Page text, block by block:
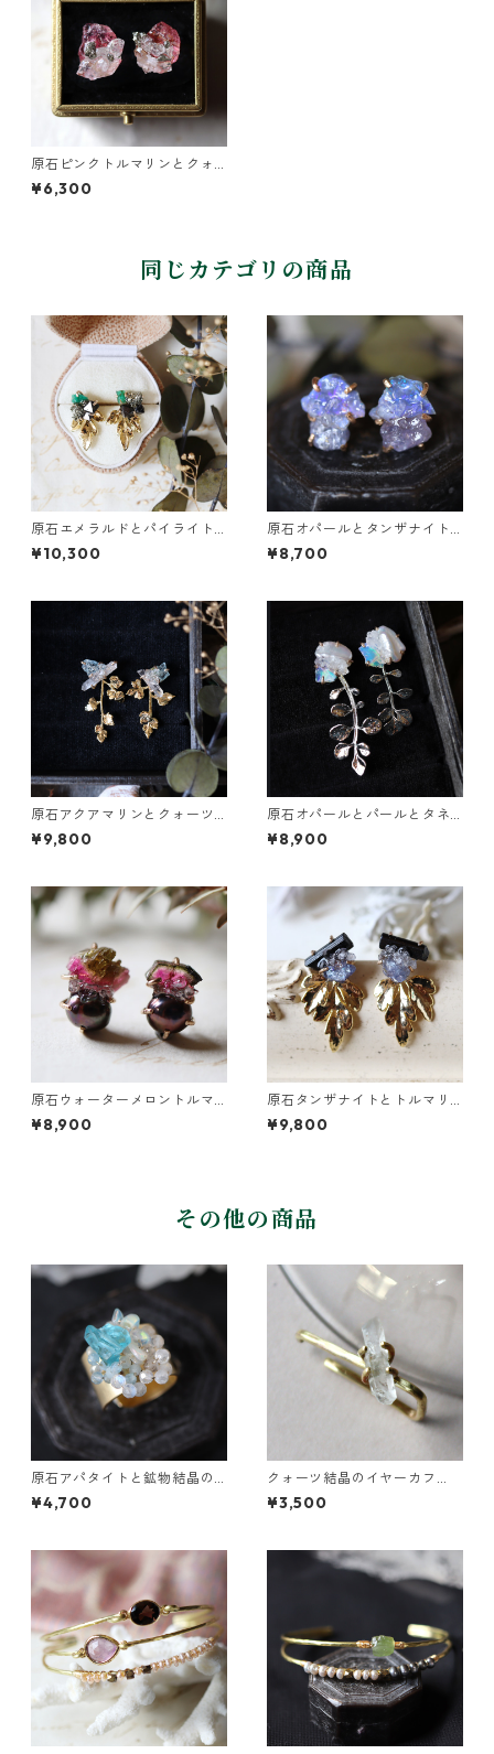
原石ピンクトルマリンとクォ
ーツのプチピアス
¥6,300
同じカテゴリの商品
原石エメラルドとパイライト
とクレマチスの葉ピアス
¥10,300
原石オパールとタンザナイト
のピアス
¥8,700
原石アクアマリンとクォーツ
とカニクサの葉ピアス
¥9,800
原石オパールとパールとタネ
ツケバナの葉ピアス
¥8,900
原石ウォーターメロントルマ
リンとパールのピアス
¥8,900
原石タンザナイトとトルマリ
ンとクレマチスの葉ピアス
¥9,800
その他の商品
原石アパタイトと鉱物結晶の
真鍮幅広イヤーカフ
¥4,700
クォーツ結晶のイヤーカフ
（インダストリアル風）
¥3,500